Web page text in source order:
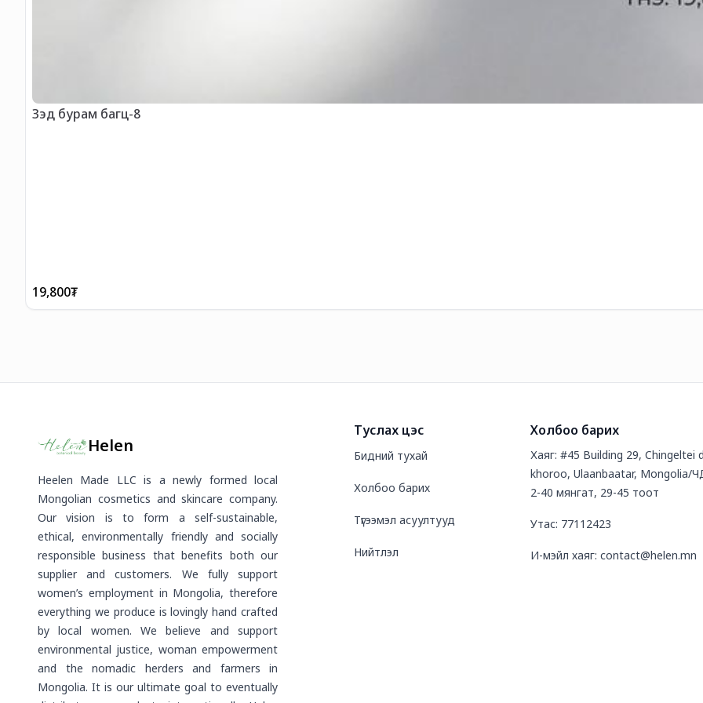
Зэд бурам багц-8
19,800₮
Helen
Heelen Made LLC is a newly formed local
Mongolian cosmetics and skincare company.
Our vision is to form a self-sustainable,
ethical, environmentally friendly and socially
responsible business that benefits both our
supplier and customers. We fully support
women’s employment in Mongolia, therefore
everything we produce is lovingly hand crafted
by local women. We believe and support
environmental justice, woman empowerment
and the nomadic herders and farmers in
Mongolia. It is our ultimate goal to eventually
Туслах цэс
Бидний тухай
Холбоо барих
Түгээмэл асуултууд
Нийтлэл
Холбоо барих
Хаяг: #45 Building 29, Chingeltei
khoroo, Ulaanbaatar, Mongolia/
2-40 мянгат, 29-45 тоот
Утас: 77112423
И-мэйл хаяг: contact@helen.mn